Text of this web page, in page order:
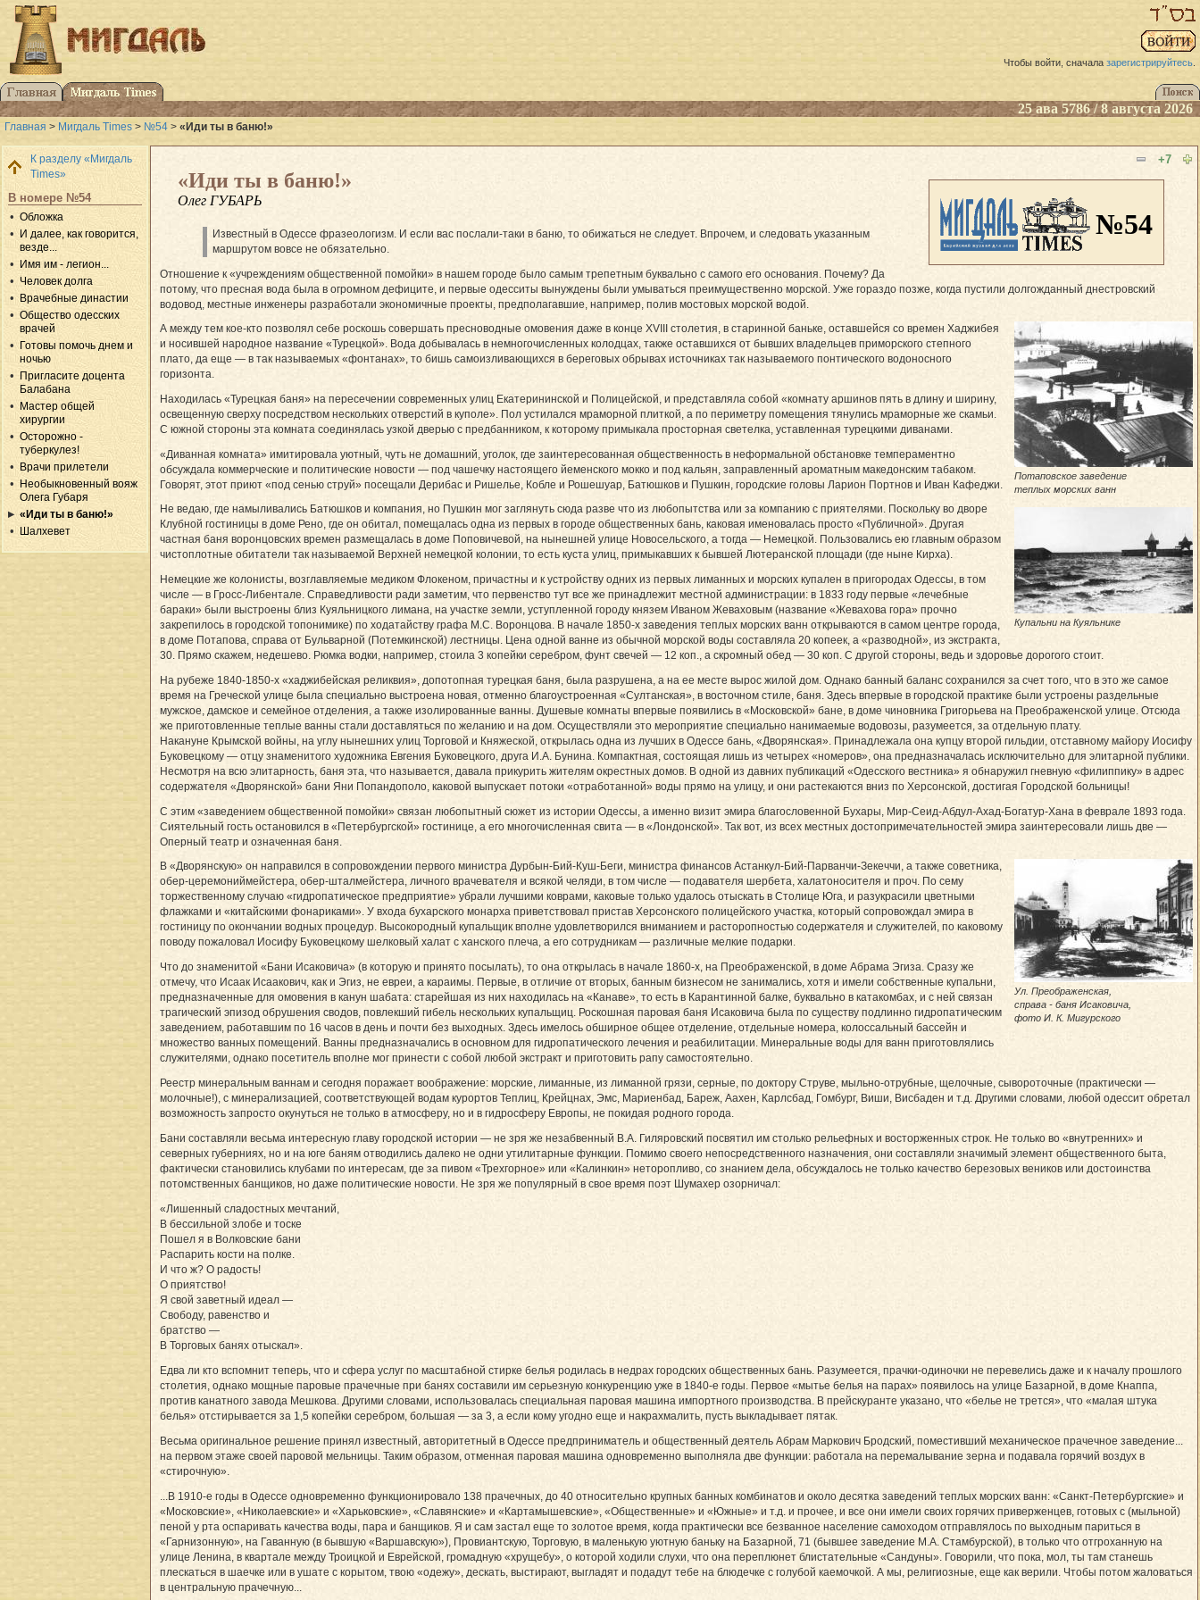
Чтобы войти, сначала зарегистрируйтесь.
25 ава 5786 / 8 августа 2026
Главная > Мигдаль Times > №54 > «Иди ты в баню!»
К разделу «Мигдаль
Times»
В номере №54
Обложка
И далее, как говорится,
везде...
Имя им - легион...
Человек долга
Врачебные династии
Общество одесских
врачей
Готовы помочь днем и
ночью
Пригласите доцента
Балабана
Мастер общей
хирургии
Осторожно -
туберкулез!
Врачи прилетели
Необыкновенный вояж
Олега Губаря
«Иди ты в баню!»
Шалхевет
+7
№54
«Иди ты в баню!»
Олег ГУБАРЬ
Известный в Одессе фразеологизм. И если вас послали-таки в баню, то обижаться не следует. Впрочем, и следовать указанным
маршрутом вовсе не обязательно.
Отношение к «учреждениям общественной помойки» в нашем городе было самым трепетным буквально с самого его основания. Почему? Да
потому, что пресная вода была в огромном дефиците, и первые одесситы вынуждены были умываться преимущественно морской. Уже гораздо позже, когда пустили долгожданный днестровский
водовод, местные инженеры разработали экономичные проекты, предполагавшие, например, полив мостовых морской водой.
Потаповское заведение
теплых морских ванн
А между тем кое-кто позволял себе роскошь совершать пресноводные омовения даже в конце XVIII столетия, в старинной баньке, оставшейся со времен Хаджибея
и носившей народное название «Турецкой». Вода добывалась в немногочисленных колодцах, также оставшихся от бывших владельцев приморского степного
плато, да еще — в так называемых «фонтанах», то бишь самоизливающихся в береговых обрывах источниках так называемого понтического водоносного
горизонта.
Находилась «Турецкая баня» на пересечении современных улиц Екатерининской и Полицейской, и представляла собой «комнату аршинов пять в длину и ширину,
освещенную сверху посредством нескольких отверстий в куполе». Пол устилался мраморной плиткой, а по периметру помещения тянулись мраморные же скамьи.
С южной стороны эта комната соединялась узкой дверью с предбанником, к которому примыкала просторная светелка, уставленная турецкими диванами.
«Диванная комната» имитировала уютный, чуть не домашний, уголок, где заинтересованная общественность в неформальной обстановке темпераментно
обсуждала коммерческие и политические новости — под чашечку настоящего йеменского мокко и под кальян, заправленный ароматным македонским табаком.
Говорят, этот приют «под сенью струй» посещали Дерибас и Ришелье, Кобле и Рошешуар, Батюшков и Пушкин, городские головы Ларион Портнов и Иван Кафеджи.
Купальни на Куяльнике
Не ведаю, где намыливались Батюшков и компания, но Пушкин мог заглянуть сюда разве что из любопытства или за компанию с приятелями. Поскольку во дворе
Клубной гостиницы в доме Рено, где он обитал, помещалась одна из первых в городе общественных бань, каковая именовалась просто «Публичной». Другая
частная баня воронцовских времен размещалась в доме Поповичевой, на нынешней улице Новосельского, а тогда — Немецкой. Пользовались ею главным образом
чистоплотные обитатели так называемой Верхней немецкой колонии, то есть куста улиц, примыкавших к бывшей Лютеранской площади (где ныне Кирха).
Немецкие же колонисты, возглавляемые медиком Флокеном, причастны и к устройству одних из первых лиманных и морских купален в пригородах Одессы, в том
числе — в Гросс-Либентале. Справедливости ради заметим, что первенство тут все же принадлежит местной администрации: в 1833 году первые «лечебные
бараки» были выстроены близ Куяльницкого лимана, на участке земли, уступленной городу князем Иваном Жеваховым (название «Жевахова гора» прочно
закрепилось в городской топонимике) по ходатайству графа М.С. Воронцова. В начале 1850-х заведения теплых морских ванн открываются в самом центре города,
в доме Потапова, справа от Бульварной (Потемкинской) лестницы. Цена одной ванне из обычной морской воды составляла 20 копеек, а «разводной», из экстракта,
30. Прямо скажем, недешево. Рюмка водки, например, стоила 3 копейки серебром, фунт свечей — 12 коп., а скромный обед — 30 коп. С другой стороны, ведь и здоровье дорогого стоит.
На рубеже 1840-1850-х «хаджибейская реликвия», допотопная турецкая баня, была разрушена, а на ее месте вырос жилой дом. Однако банный баланс сохранился за счет того, что в это же самое
время на Греческой улице была специально выстроена новая, отменно благоустроенная «Султанская», в восточном стиле, баня. Здесь впервые в городской практике были устроены раздельные
мужское, дамское и семейное отделения, а также изолированные ванны. Душевые комнаты впервые появились в «Московской» бане, в доме чиновника Григорьева на Преображенской улице. Отсюда
же приготовленные теплые ванны стали доставляться по желанию и на дом. Осуществляли это мероприятие специально нанимаемые водовозы, разумеется, за отдельную плату.
Накануне Крымской войны, на углу нынешних улиц Торговой и Княжеской, открылась одна из лучших в Одессе бань, «Дворянская». Принадлежала она купцу второй гильдии, отставному майору Иосифу
Буковецкому — отцу знаменитого художника Евгения Буковецкого, друга И.А. Бунина. Компактная, состоящая лишь из четырех «номеров», она предназначалась исключительно для элитарной публики.
Несмотря на всю элитарность, баня эта, что называется, давала прикурить жителям окрестных домов. В одной из давних публикаций «Одесского вестника» я обнаружил гневную «филиппику» в адрес
содержателя «Дворянской» бани Яни Попандополо, каковой выпускает потоки «отработанной» воды прямо на улицу, и они растекаются вниз по Херсонской, достигая Городской больницы!
С этим «заведением общественной помойки» связан любопытный сюжет из истории Одессы, а именно визит эмира благословенной Бухары, Мир-Сеид-Абдул-Ахад-Богатур-Хана в феврале 1893 года.
Сиятельный гость остановился в «Петербургской» гостинице, а его многочисленная свита — в «Лондонской». Так вот, из всех местных достопримечательностей эмира заинтересовали лишь две —
Оперный театр и означенная баня.
Ул. Преображенская,
справа - баня Исаковича,
фото И. К. Мигурского
В «Дворянскую» он направился в сопровождении первого министра Дурбын-Бий-Куш-Беги, министра финансов Астанкул-Бий-Парванчи-Зекеччи, а также советника,
обер-церемониймейстера, обер-шталмейстера, личного врачевателя и всякой челяди, в том числе — подавателя шербета, халатоносителя и проч. По сему
торжественному случаю «гидропатическое предприятие» убрали лучшими коврами, каковые только удалось отыскать в Столице Юга, и разукрасили цветными
флажками и «китайскими фонариками». У входа бухарского монарха приветствовал пристав Херсонского полицейского участка, который сопровождал эмира в
гостиницу по окончании водных процедур. Высокородный купальщик вполне удовлетворился вниманием и расторопностью содержателя и служителей, по каковому
поводу пожаловал Иосифу Буковецкому шелковый халат с ханского плеча, а его сотрудникам — различные мелкие подарки.
Что до знаменитой «Бани Исаковича» (в которую и принято посылать), то она открылась в начале 1860-х, на Преображенской, в доме Абрама Эгиза. Сразу же
отмечу, что Исаак Исаакович, как и Эгиз, не евреи, а караимы. Первые, в отличие от вторых, банным бизнесом не занимались, хотя и имели собственные купальни,
предназначенные для омовения в канун шабата: старейшая из них находилась на «Канаве», то есть в Карантинной балке, буквально в катакомбах, и с ней связан
трагический эпизод обрушения сводов, повлекший гибель нескольких купальщиц. Роскошная паровая баня Исаковича была по существу подлинно гидропатическим
заведением, работавшим по 16 часов в день и почти без выходных. Здесь имелось обширное общее отделение, отдельные номера, колоссальный бассейн и
множество ванных помещений. Ванны предназначались в основном для гидропатического лечения и реабилитации. Минеральные воды для ванн приготовлялись
служителями, однако посетитель вполне мог принести с собой любой экстракт и приготовить рапу самостоятельно.
Реестр минеральным ваннам и сегодня поражает воображение: морские, лиманные, из лиманной грязи, серные, по доктору Струве, мыльно-отрубные, щелочные, сывороточные (практически —
молочные!), с минерализацией, соответствующей водам курортов Теплиц, Крейцнах, Эмс, Мариенбад, Бареж, Аахен, Карлсбад, Гомбург, Виши, Висбаден и т.д. Другими словами, любой одессит обретал
возможность запросто окунуться не только в атмосферу, но и в гидросферу Европы, не покидая родного города.
Бани составляли весьма интересную главу городской истории — не зря же незабвенный В.А. Гиляровский посвятил им столько рельефных и восторженных строк. Не только во «внутренних» и
северных губерниях, но и на юге баням отводились далеко не одни утилитарные функции. Помимо своего непосредственного назначения, они составляли значимый элемент общественного быта,
фактически становились клубами по интересам, где за пивом «Трехгорное» или «Калинкин» неторопливо, со знанием дела, обсуждалось не только качество березовых веников или достоинства
потомственных банщиков, но даже политические новости. Не зря же популярный в свое время поэт Шумахер озорничал:
«Лишенный сладостных мечтаний,
В бессильной злобе и тоске
Пошел я в Волковские бани
Распарить кости на полке.
И что ж? О радость!
О приятство!
Я свой заветный идеал —
Свободу, равенство и
братство —
В Торговых банях отыскал».
Едва ли кто вспомнит теперь, что и сфера услуг по масштабной стирке белья родилась в недрах городских общественных бань. Разумеется, прачки-одиночки не перевелись даже и к началу прошлого
столетия, однако мощные паровые прачечные при банях составили им серьезную конкуренцию уже в 1840-е годы. Первое «мытье белья на парах» появилось на улице Базарной, в доме Кнаппа,
против канатного завода Мешкова. Другими словами, использовалась специальная паровая машина импортного производства. В прейскуранте указано, что «белье не трется», что «малая штука
белья» отстирывается за 1,5 копейки серебром, большая — за 3, а если кому угодно еще и накрахмалить, пусть выкладывает пятак.
Весьма оригинальное решение принял известный, авторитетный в Одессе предприниматель и общественный деятель Абрам Маркович Бродский, поместивший механическое прачечное заведение...
на первом этаже своей паровой мельницы. Таким образом, отменная паровая машина одновременно выполняла две функции: работала на перемалывание зерна и подавала горячий воздух в
«стирочную».
...В 1910-е годы в Одессе одновременно функционировало 138 прачечных, до 40 относительно крупных банных комбинатов и около десятка заведений теплых морских ванн: «Санкт-Петербургские» и
«Московские», «Николаевские» и «Харьковские», «Славянские» и «Картамышевские», «Общественные» и «Южные» и т.д. и прочее, и все они имели своих горячих приверженцев, готовых с (мыльной)
пеной у рта оспаривать качества воды, пара и банщиков. Я и сам застал еще то золотое время, когда практически все безванное население самоходом отправлялось по выходным париться в
«Гарнизонную», на Гаванную (в бывшую «Варшавскую»), Провиантскую, Торговую, в маленькую уютную баньку на Базарной, 71 (бывшее заведение М.А. Стамбурской), в только что отгроханную на
улице Ленина, в квартале между Троицкой и Еврейской, громадную «хрущебу», о которой ходили слухи, что она переплюнет блистательные «Сандуны». Говорили, что пока, мол, ты там станешь
плескаться в шаечке или в ушате с корытом, твою «одежу», дескать, выстирают, выгладят и подадут тебе на блюдечке с голубой каемочкой. А мы, религиозные, еще как верили. Чтобы потом жаловаться
в центральную прачечную...